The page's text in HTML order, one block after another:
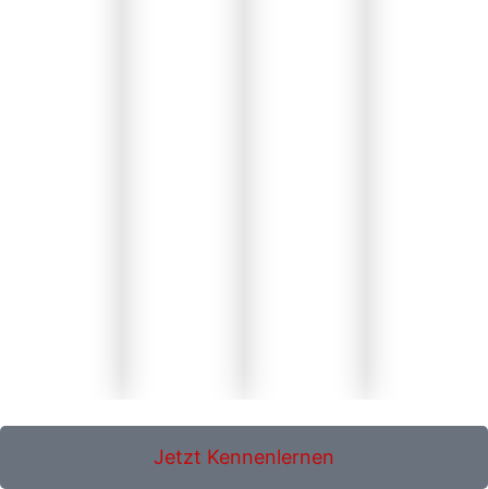
Jetzt Kennenlernen